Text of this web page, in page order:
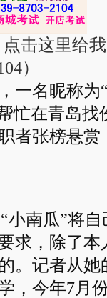
一名昵称为
忙在青岛
者张榜悬赏
南瓜”将自
求，除了
。记者从
，今年7月